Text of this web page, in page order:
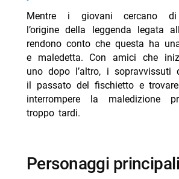
Mentre i giovani cercano di
l’origine della leggenda legata
rendono conto che questa ha
e maledetta. Con amici che
uno dopo l’altro, i sopravvissuti
il passato del fischietto e
interrompere la maledizione
troppo tardi.
Personaggi